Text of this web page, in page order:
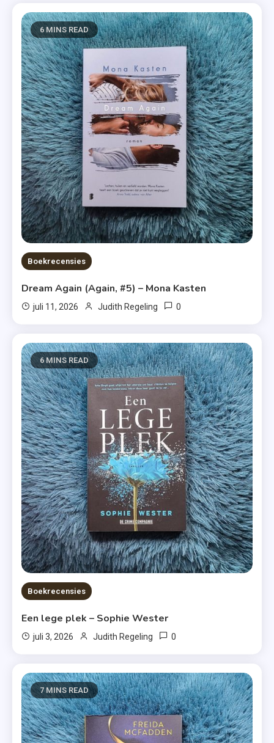
6 MINS READ
Boekrecensies
Dream Again (Again, #5) – Mona Kasten
juli 11, 2026 Judith Regeling 0
6 MINS READ
Boekrecensies
Een lege plek – Sophie Wester
juli 3, 2026 Judith Regeling 0
7 MINS READ